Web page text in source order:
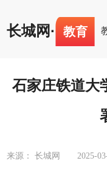
长城网· 教育
石家庄铁道大
来源： 长城网 2025-